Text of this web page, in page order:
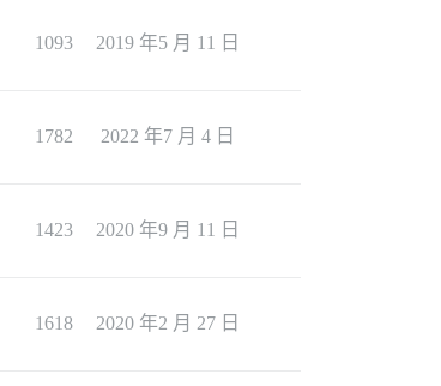
1093 2019 年5 月 11 日
1782 2022 年7 月 4 日
1423 2020 年9 月 11 日
1618 2020 年2 月 27 日